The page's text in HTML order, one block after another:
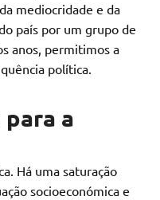
mediocridade e da
país por um grupo de
anos, permitimos a
política.
a
Há uma saturação
socioeconómica e